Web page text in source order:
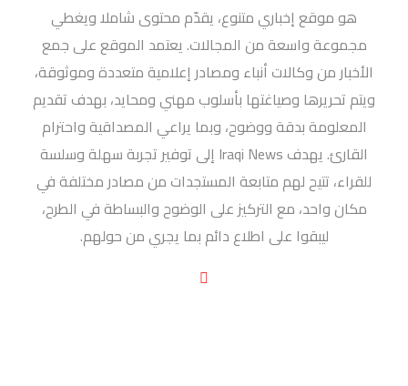
هو موقع إخباري متنوع، يقدّم محتوى شاملا ويغطي
مجموعة واسعة من المجالات. يعتمد الموقع على جمع
الأخبار من وكالات أنباء ومصادر إعلامية متعددة وموثوقة،
ويتم تحريرها وصياغتها بأسلوب مهني ومحايد، بهدف تقديم
المعلومة بدقة ووضوح، وبما يراعي المصداقية واحترام
القارئ. يهدف Iraqi News إلى توفير تجربة سهلة وسلسة
للقراء، تتيح لهم متابعة المستجدات من مصادر مختلفة في
مكان واحد، مع التركيز على الوضوح والبساطة في الطرح،
ليبقوا على اطلاع دائم بما يجري من حولهم.